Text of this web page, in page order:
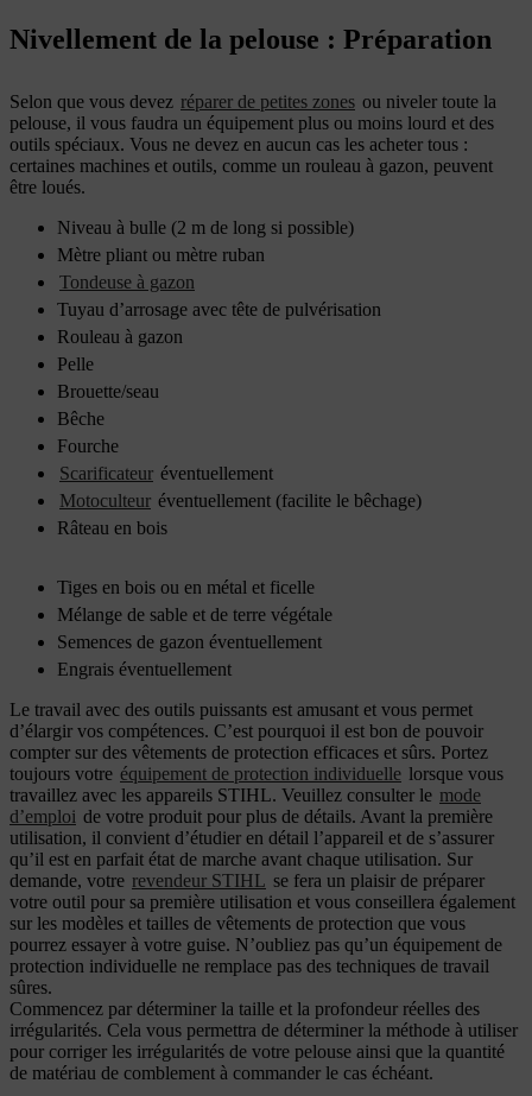
Nivellement de la pelouse : Préparation
Selon que vous devez réparer de petites zones ou niveler toute la
pelouse, il vous faudra un équipement plus ou moins lourd et des
outils spéciaux. Vous ne devez en aucun cas les acheter tous :
certaines machines et outils, comme un rouleau à gazon, peuvent
être loués.
Niveau à bulle (2 m de long si possible)
Mètre pliant ou mètre ruban
Tondeuse à gazon
Tuyau d’arrosage avec tête de pulvérisation
Rouleau à gazon
Pelle
Brouette/seau
Bêche
Fourche
Scarificateur éventuellement
Motoculteur éventuellement (facilite le bêchage)
Râteau en bois
Tiges en bois ou en métal et ficelle
Mélange de sable et de terre végétale
Semences de gazon éventuellement
Engrais éventuellement
Le travail avec des outils puissants est amusant et vous permet
d’élargir vos compétences. C’est pourquoi il est bon de pouvoir
compter sur des vêtements de protection efficaces et sûrs. Portez
toujours votre équipement de protection individuelle lorsque vous
travaillez avec les appareils STIHL. Veuillez consulter le mode
d’emploi de votre produit pour plus de détails. Avant la première
utilisation, il convient d’étudier en détail l’appareil et de s’assurer
qu’il est en parfait état de marche avant chaque utilisation. Sur
demande, votre revendeur STIHL se fera un plaisir de préparer
votre outil pour sa première utilisation et vous conseillera également
sur les modèles et tailles de vêtements de protection que vous
pourrez essayer à votre guise. N’oubliez pas qu’un équipement de
protection individuelle ne remplace pas des techniques de travail
sûres.
Commencez par déterminer la taille et la profondeur réelles des
irrégularités. Cela vous permettra de déterminer la méthode à utiliser
pour corriger les irrégularités de votre pelouse ainsi que la quantité
de matériau de comblement à commander le cas échéant.